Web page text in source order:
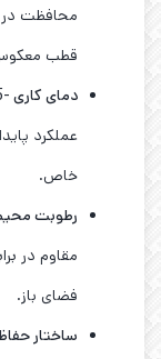
محافظت در
قطب
دمای کاری -25 تا 70 درجه سانتی‌گراد
عملکرد
خاص.
رطوبت محیط ۳۵ تا
مقاوم در
فضای باز.
ساختار